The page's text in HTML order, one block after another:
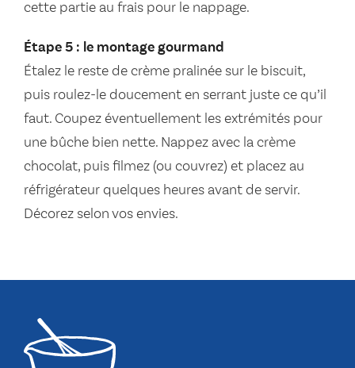
cette partie au frais pour le nappage.
Étape 5 : le montage gourmand
Étalez le reste de crème pralinée sur le biscuit,
puis roulez-le doucement en serrant juste ce qu’il
faut. Coupez éventuellement les extrémités pour
une bûche bien nette. Nappez avec la crème
chocolat, puis filmez (ou couvrez) et placez au
réfrigérateur quelques heures avant de servir.
Décorez selon vos envies.